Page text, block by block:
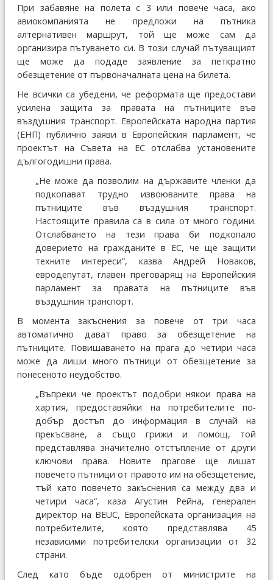
При забавяне на полета с 3 или повече часа, ако
авиокомпанията не предложи на пътника
алтернативен маршрут, той ще може сам да
организира пътуването си. В този случай пътуващият
ще може да подаде заявление за петкратно
обезщетение от първоначалната цена на билета.
Не всички са убедени, че реформата ще предостави
усилена защита за правата на пътниците във
въздушния транспорт. Европейската народна партия
(ЕНП) публично заяви в Европейския парламент, че
проектът на Съвета на ЕС отслабва установените
дългогодишни права.
„Не може да позволим на държавите членки да
подкопават трудно извоюваните права на
пътниците във въздушния транспорт.
Настоящите правила са в сила от много години.
Отслабването на тези права би подкопало
доверието на гражданите в ЕС, че ще защити
техните интереси“, казва Андрей Новаков,
евродепутат, главен преговарящ на Европейския
парламент за правата на пътниците във
въздушния транспорт.
В момента закъснения за повече от три часа
автоматично дават право за обезщетение на
пътниците. Повишаването на прага до четири часа
може да лиши много пътници от обезщетение за
понесеното неудобство.
„Въпреки че проектът подобри някои права на
хартия, предоставяйки на потребителите по-
добър достъп до информация в случай на
прекъсване, а също грижи и помощ, той
представлява значително отстъпление от други
ключови права. Новите прагове ще лишат
повечето пътници от правото им на обезщетение,
тъй като повечето закъснения са между два и
четири часа“, каза Агустин Рейна, генерален
директор на BEUC, Европейската организация на
потребителите, която представлява 45
независими потребителски организации от 32
страни.
След като бъде одобрен от министрите на